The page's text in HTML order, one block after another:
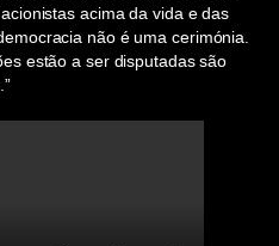
acima da vida e das
não é uma cerimónia.
estão a ser disputadas são